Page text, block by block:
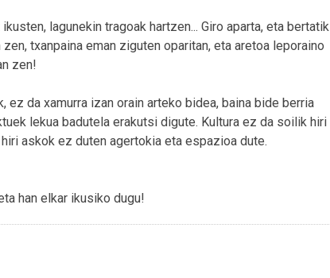
lagunekin tragoak hartzen... Giro aparta, eta bertatik
txanpaina eman ziguten oparitan, eta aretoa leporaino
zen!
da xamurra izan orain arteko bidea, baina bide berria
lekua badutela erakutsi digute. Kultura ez da soilik hiri
askok ez duten agertokia eta espazioa dute.
han elkar ikusiko dugu!